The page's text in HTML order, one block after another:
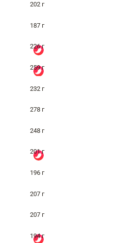
202 г
187 г
226 г
259 г
232 г
278 г
248 г
201 г
196 г
207 г
207 г
194 г